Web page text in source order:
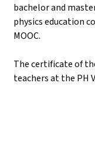
bachelor and
physics education
MOOC.
The certificate of
teachers at the PH